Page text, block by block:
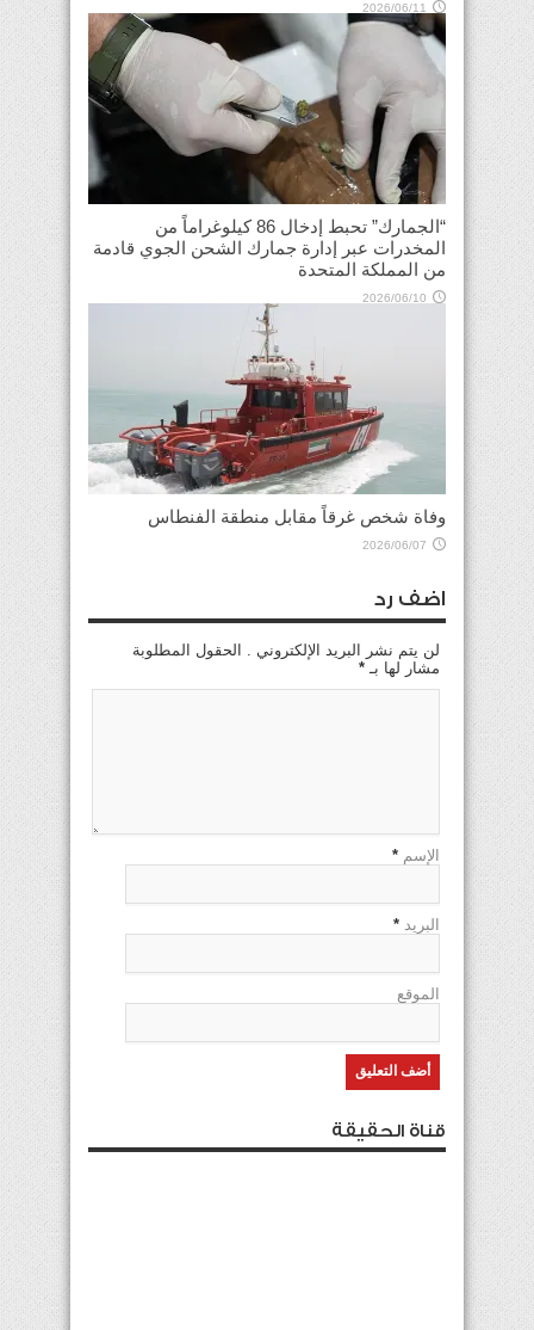
2026/06/11
“الجمارك” تحبط إدخال 86 كيلوغراماً من
المخدرات عبر إدارة جمارك الشحن الجوي قادمة
من المملكة المتحدة
2026/06/10
وفاة شخص غرقاً مقابل منطقة الفنطاس
2026/06/07
اضف رد
لن يتم نشر البريد الإلكتروني . الحقول المطلوبة
مشار لها بـ *
الإسم *
البريد *
الموقع
قناة الحقيقة